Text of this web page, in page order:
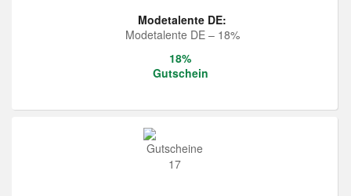
Modetalente DE:
Modetalente DE – 18%
18%
Gutschein